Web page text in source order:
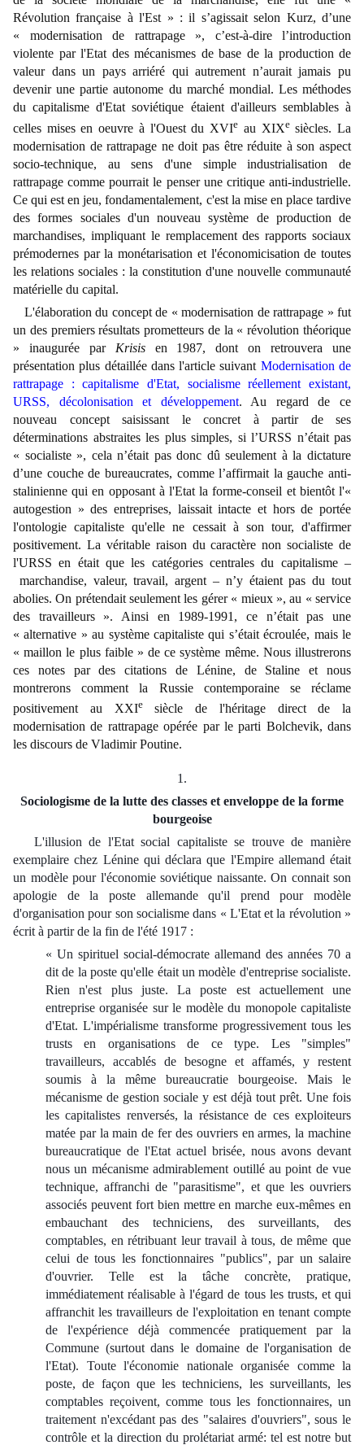
Révolution française à l'Est » : il s’agissait selon Kurz, d’une
« modernisation de rattrapage », c’est-à-dire l’introduction
violente par l'Etat des mécanismes de base de la production de
valeur dans un pays arriéré qui autrement n’aurait jamais pu
devenir une partie autonome du marché mondial. Les méthodes
du capitalisme d'Etat soviétique étaient d'ailleurs semblables à
celles mises en oeuvre à l'Ouest du XVIe au XIXesiècles. La
modernisation de rattrapage ne doit pas être réduite à son aspect
socio-technique, au sens d'une simple industrialisation de
rattrapage comme pourrait le penser une critique anti-industrielle.
Ce qui est en jeu, fondamentalement, c'est la mise en place tardive
des formes sociales d'un nouveau système de production de
marchandises, impliquant le remplacement des rapports sociaux
prémodernes par la monétarisation et l'économicisation de toutes
les relations sociales : la constitution d'une nouvelle communauté
matérielle du capital.
L'élaboration du concept de « modernisation de rattrapage » fut
un des premiers résultats prometteurs de la « révolution théorique
» inaugurée par Krisisen 1987, dont on retrouvera une
présentation plus détaillée dans l'article suivant Modernisation de
rattrapage : capitalisme d'Etat, socialisme réellement existant,
URSS, décolonisation et développement. Au regard de ce
nouveau concept saisissant le concret à partir de ses
déterminations abstraites les plus simples, si l’URSS n’était pas
« socialiste », cela n’était pas donc dû seulement à la dictature
d’une couche de bureaucrates, comme l’affirmait la gauche anti-
stalinienne qui en opposant à l'Etat la forme-conseil et bientôt l'«
autogestion » des entreprises, laissait intacte et hors de portée
l'ontologie capitaliste qu'elle ne cessait à son tour, d'affirmer
positivement. La véritable raison du caractère non socialiste de
l'URSS en était que les catégories centrales du capitalisme –
marchandise, valeur, travail, argent – n’y étaient pas du tout
abolies. On prétendait seulement les gérer « mieux », au « service
des travailleurs ». Ainsi en 1989-1991, ce n’était pas une
« alternative » au système capitaliste qui s’était écroulée, mais le
« maillon le plus faible » de ce système même. Nous illustrerons
ces notes par des citations de Lénine, de Staline et nous
montrerons comment la Russie contemporaine se réclame
positivement au XXIesiècle de l'héritage direct de la
modernisation de rattrapage opérée par le parti Bolchevik, dans
les discours de Vladimir Poutine.
1.
Sociologisme de la lutte des classes et enveloppe de la forme
bourgeoise
L'illusion de l'Etat social capitaliste se trouve de manière
exemplaire chez Lénine qui déclara que l'Empire allemand était
un modèle pour l'économie soviétique naissante. On connait son
apologie de la poste allemande qu'il prend pour modèle
d'organisation pour son socialisme dans « L'Etat et la révolution »
écrit à partir de la fin de l'été 1917 :
« Un spirituel social-démocrate allemand des années 70 a
dit de la poste qu'elle était un modèle d'entreprise socialiste.
Rien n'est plus juste. La poste est actuellement une
entreprise organisée sur le modèle du monopole capitaliste
d'Etat. L'impérialisme transforme progressivement tous les
trusts en organisations de ce type. Les "simples"
travailleurs, accablés de besogne et affamés, y restent
soumis à la même bureaucratie bourgeoise. Mais le
mécanisme de gestion sociale y est déjà tout prêt. Une fois
les capitalistes renversés, la résistance de ces exploiteurs
matée par la main de fer des ouvriers en armes, la machine
bureaucratique de l'Etat actuel brisée, nous avons devant
nous un mécanisme admirablement outillé au point de vue
technique, affranchi de "parasitisme", et que les ouvriers
associés peuvent fort bien mettre en marche eux-mêmes en
embauchant des techniciens, des surveillants, des
comptables, en rétribuant leur travail à tous, de même que
celui de tous les fonctionnaires "publics", par un salaire
d'ouvrier. Telle est la tâche concrète, pratique,
immédiatement réalisable à l'égard de tous les trusts, et qui
affranchit les travailleurs de l'exploitation en tenant compte
de l'expérience déjà commencée pratiquement par la
Commune (surtout dans le domaine de l'organisation de
l'Etat). Toute l'économie nationale organisée comme la
poste, de façon que les techniciens, les surveillants, les
comptables reçoivent, comme tous les fonctionnaires, un
traitement n'excédant pas des "salaires d'ouvriers", sous le
contrôle et la direction du prolétariat armé: tel est notre but